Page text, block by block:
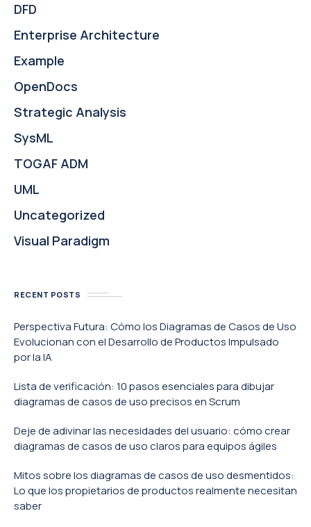
DFD
Enterprise Architecture
Example
OpenDocs
Strategic Analysis
SysML
TOGAF ADM
UML
Uncategorized
Visual Paradigm
RECENT POSTS
Perspectiva Futura: Cómo los Diagramas de Casos de Uso
Evolucionan con el Desarrollo de Productos Impulsado
por la IA
Lista de verificación: 10 pasos esenciales para dibujar
diagramas de casos de uso precisos en Scrum
Deje de adivinar las necesidades del usuario: cómo crear
diagramas de casos de uso claros para equipos ágiles
Mitos sobre los diagramas de casos de uso desmentidos:
Lo que los propietarios de productos realmente necesitan
saber